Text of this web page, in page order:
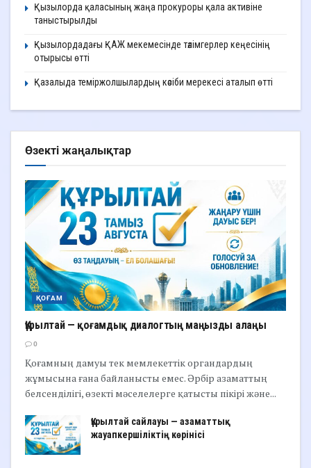
Қызылорда қаласының жаңа прокуроры қала активіне
таныстырылды
Қызылордадағы ҚАЖ мекемесінде тәлімгерлер кеңесінің
отырысы өтті
Қазалыда теміржолшылардың кәсіби мерекесі аталып өтті
Өзекті жаңалықтар
ҚОҒАМ
Құрылтай — қоғамдық диалогтың маңызды алаңы
0
Қоғамның дамуы тек мемлекеттік органдардың
жұмысына ғана байланысты емес. Әрбір азаматтың
белсенділігі, өзекті мәселелерге қатысты пікірі және...
Құрылтай сайлауы — азаматтық
жауапкершіліктің көрінісі